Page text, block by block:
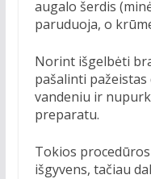
augalo šerdis
paruduoja, o
Norint išgelbėti
pašalinti
vandeniu ir
preparatu.
Tokios
išgyvens, tačiau